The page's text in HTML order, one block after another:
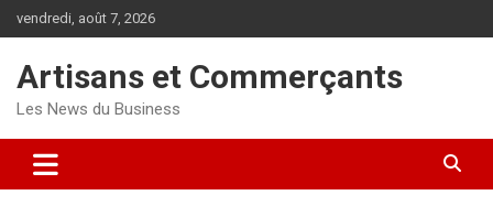
au
vendredi, août 7, 2026
Artisans et Commerçants
Les News du Business